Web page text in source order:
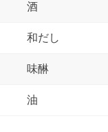
酒
和だし
味醂
油